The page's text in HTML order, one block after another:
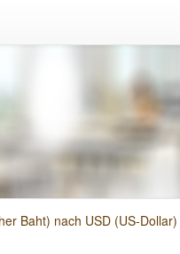
Baht) nach USD (US-Dollar)